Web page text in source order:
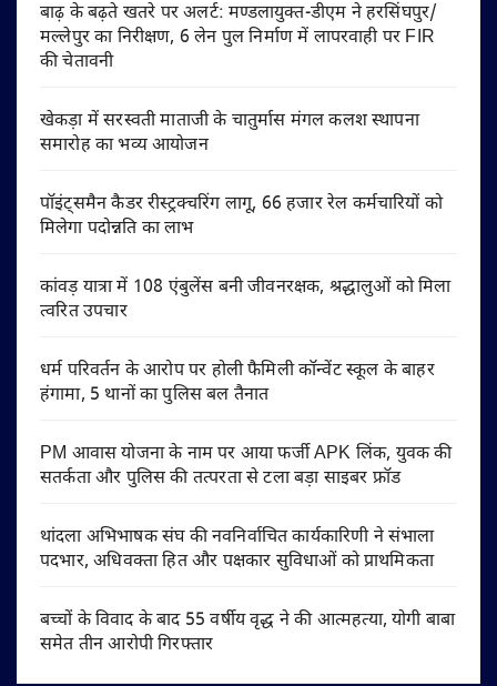
बाढ़ के बढ़ते खतरे पर अलर्ट: मण्डलायुक्त-डीएम ने हरसिंघपुर/
मल्लेपुर का निरीक्षण, 6 लेन पुल निर्माण में लापरवाही पर FIR
की चेतावनी
खेकड़ा में सरस्वती माताजी के चातुर्मास मंगल कलश स्थापना
समारोह का भव्य आयोजन
पॉइंट्समैन कैडर रीस्ट्रक्चरिंग लागू, 66 हजार रेल कर्मचारियों को
मिलेगा पदोन्नति का लाभ
कांवड़ यात्रा में 108 एंबुलेंस बनी जीवनरक्षक, श्रद्धालुओं को मिला
त्वरित उपचार
धर्म परिवर्तन के आरोप पर होली फैमिली कॉन्वेंट स्कूल के बाहर
हंगामा, 5 थानों का पुलिस बल तैनात
PM आवास योजना के नाम पर आया फर्जी APK लिंक, युवक की
सतर्कता और पुलिस की तत्परता से टला बड़ा साइबर फ्रॉड
थांदला अभिभाषक संघ की नवनिर्वाचित कार्यकारिणी ने संभाला
पदभार, अधिवक्ता हित और पक्षकार सुविधाओं को प्राथमिकता
बच्चों के विवाद के बाद 55 वर्षीय वृद्ध ने की आत्महत्या, योगी बाबा
समेत तीन आरोपी गिरफ्तार